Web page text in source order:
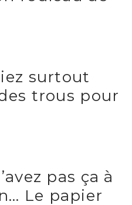
surtout
trous pour
pas ça à
Le papier